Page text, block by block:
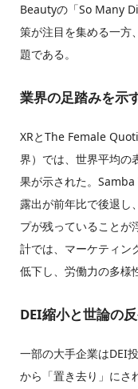
Beautyの「So Many
策が注目を集める一方
題である。
業界の足踏みを示
XRとThe Female
界）では、世界平均の
果が示された。
露出が前年比で後退し
プが残っていることが
計では、マーケティン
低下し、労働力の多様
DEI縮小と世論の
一部の大手企業はDEI
から「置き去り」にさ